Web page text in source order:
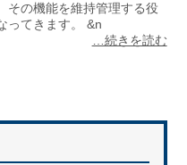
その機能を維持管理する役
ってきます。 &n
…続きを読む